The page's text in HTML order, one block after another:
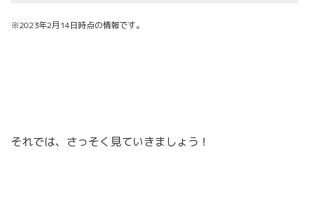
※2023年2月14日時点の情報です。
それでは、さっそく見ていきましょう！